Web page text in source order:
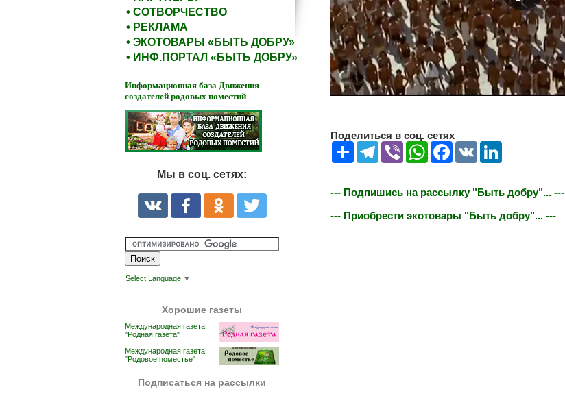
• СОТВОРЧЕСТВО
• РЕКЛАМА
• ЭКОТОВАРЫ «БЫТЬ ДОБРУ»
• ИНФ.ПОРТАЛ «БЫТЬ ДОБРУ»
Информационная база Движения
создателей родовых поместий
Мы в соц. сетях:
Select Language ▼
Хорошие газеты
Международная газета
"Родная газета"
Международная газета
"Родовое поместье"
Подписаться на рассылки
Поделиться в соц. сетях
Share Telegram
Viber WhatsAppFacebook
VK
--- Подпишись на рассылку "Быть добру"... ---
--- Приобрести экотовары "Быть добру"... ---